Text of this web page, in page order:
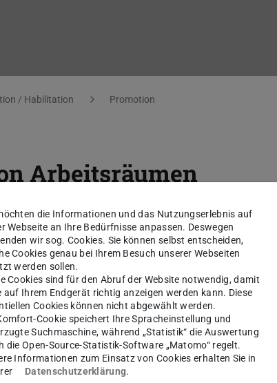
/ Habilitation Promotion
Arbeitsräumen
Universität
Musterbeispiels eines
in der
die Informationen und das Nutzungserlebnis auf
Webseite an Ihre Bedürfnisse anpassen. Deswegen
wir sog. Cookies. Sie können selbst entscheiden,
Cookies genau bei Ihrem Besuch unserer Webseiten
werden sollen.
Cookies sind für den Abruf der Website notwendig, damit
auf Ihrem Endgerät richtig anzeigen werden kann. Diese
Cookies können nicht abgewählt werden.
Cookie speichert Ihre Spracheinstellung und
Suchmaschine, während „Statistik“ die Auswertung
die Open-Source-Statistik-Software „Matomo“ regelt.
Informationen zum Einsatz von Cookies erhalten Sie in
Datenschutzerklärung.